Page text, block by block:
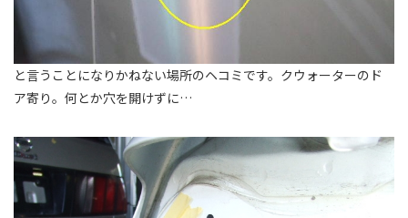
と言うことになりかねない場所のヘコミです。クウォーターのド
ア寄り。何とか穴を開けずに…